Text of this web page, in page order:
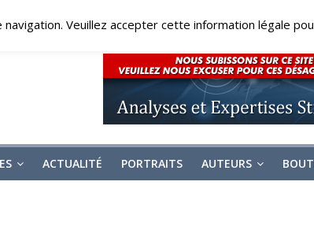
ACTUALITÉ PORTRAITS AUTEURS
Veuillez accepter cette information légale